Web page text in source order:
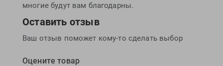
многие будут вам благодарны.
Оставить отзыв
Ваш отзыв поможет кому-то сделать выбор
Оцените товар